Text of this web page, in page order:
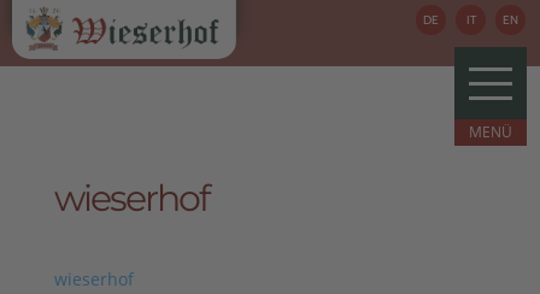
DE IT EN
wieserhof
wieserhof